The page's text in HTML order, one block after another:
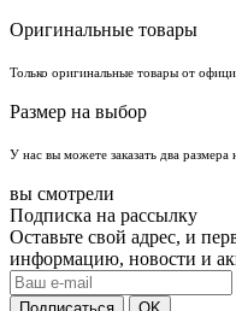
Оригинальные товары
Только оригинальные товары от
Размер на выбор
У нас вы можете заказать два
вы смотрели
Подписка на рассылку
Оставьте свой адрес, и
информацию, новости и